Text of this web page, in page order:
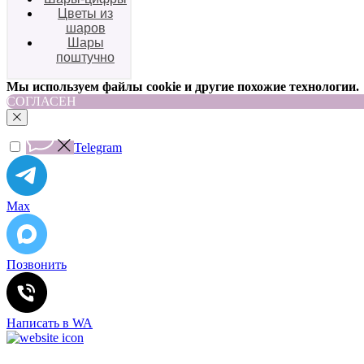
Цветы из
шаров
Шары
поштучно
Мы используем файлы cookie и другие похожие технологии.
СОГЛАСЕН
Telegram
Max
Позвонить
Написать в WA